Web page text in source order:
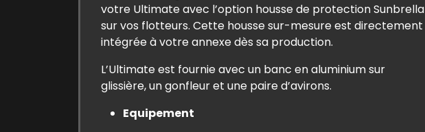
votre Ultimate avec l’option housse de protection Sunbrella
sur vos flotteurs. Cette housse sur-mesure est directement
intégrée à votre annexe dès sa production.
L’Ultimate est fournie avec un banc en aluminium sur
glissière, un gonfleur et une paire d’avirons.
Equipement